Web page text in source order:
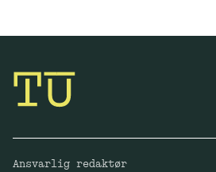
Ansvarlig redaktør